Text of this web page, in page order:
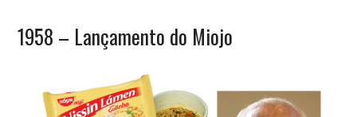
1958 – Lançamento do Miojo